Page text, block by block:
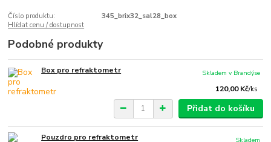
Číslo produktu:
345_brix32_sal28_box
Hlídat cenu / dostupnost
Podobné produkty
Box pro refraktometr
120,00 Kč/ks
Skladem v Brandýse
Přidat do košíku
Pouzdro pro refraktometr
Skladem